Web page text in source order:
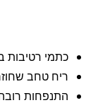
כתמי
ריח טחב
התנפחות